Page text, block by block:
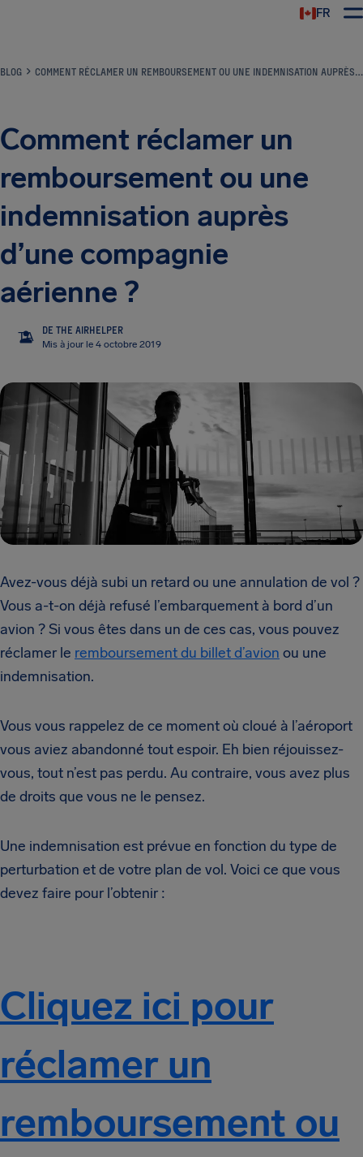
FR
BLOG COMMENT RÉCLAMER UN REMBOURSEMENT OU UNE INDEMNISATION AUPRÈS D’UNE COMPAGNIE AÉRIENNE ?
Comment réclamer un
remboursement ou une
indemnisation auprès
d’une compagnie
aérienne ?
TA
DE THE AIRHELPER
Mis à jour le 4 octobre 2019
Avez-vous déjà subi un retard ou une annulation de vol ?
Vous a-t-on déjà refusé l’embarquement à bord d’un
avion ? Si vous êtes dans un de ces cas, vous pouvez
réclamer le remboursement du billet d’avion ou une
indemnisation.
Vous vous rappelez de ce moment où cloué à l’aéroport
vous aviez abandonné tout espoir. Eh bien réjouissez-
vous, tout n’est pas perdu. Au contraire, vous avez plus
de droits que vous ne le pensez.
Une indemnisation est prévue en fonction du type de
perturbation et de votre plan de vol. Voici ce que vous
devez faire pour l’obtenir :
Cliquez ici pour
réclamer un
remboursement ou